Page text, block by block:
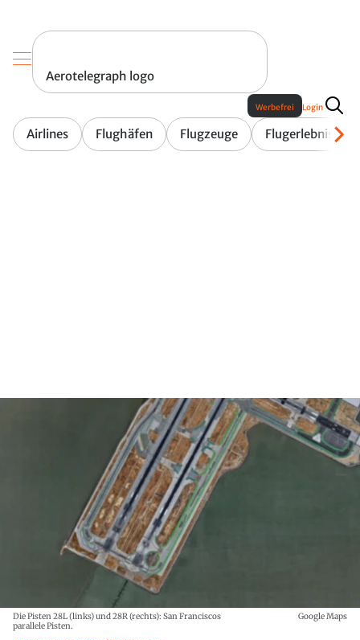
Aerotelegraph logo
Airlines Flughäfen Flugzeuge Flugerlebnis
Werbefrei Login
Die Pisten 28L (links) und 28R (rechts): San Franciscos
parallele Pisten.
Google Maps